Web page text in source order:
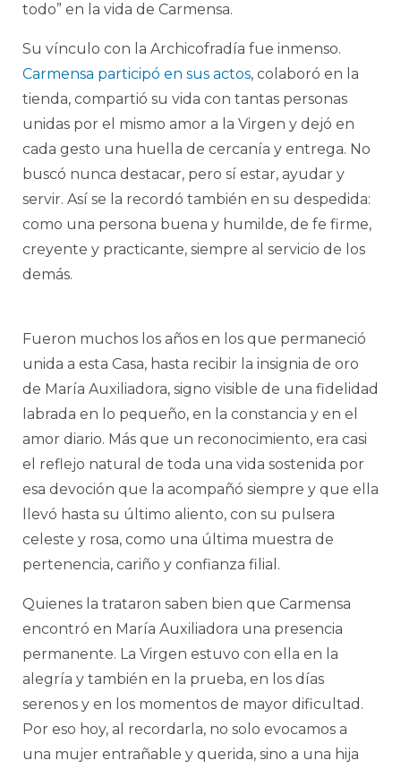
todo” en la vida de Carmensa.
Su vínculo con la Archicofradía fue inmenso.
Carmensa participó en sus actos, colaboró en la
tienda, compartió su vida con tantas personas
unidas por el mismo amor a la Virgen y dejó en
cada gesto una huella de cercanía y entrega. No
buscó nunca destacar, pero sí estar, ayudar y
servir. Así se la recordó también en su despedida:
como una persona buena y humilde, de fe firme,
creyente y practicante, siempre al servicio de los
demás.
Fueron muchos los años en los que permaneció
unida a esta Casa, hasta recibir la insignia de oro
de María Auxiliadora, signo visible de una fidelidad
labrada en lo pequeño, en la constancia y en el
amor diario. Más que un reconocimiento, era casi
el reflejo natural de toda una vida sostenida por
esa devoción que la acompañó siempre y que ella
llevó hasta su último aliento, con su pulsera
celeste y rosa, como una última muestra de
pertenencia, cariño y confianza filial.
Quienes la trataron saben bien que Carmensa
encontró en María Auxiliadora una presencia
permanente. La Virgen estuvo con ella en la
alegría y también en la prueba, en los días
serenos y en los momentos de mayor dificultad.
Por eso hoy, al recordarla, no solo evocamos a
una mujer entrañable y querida, sino a una hija